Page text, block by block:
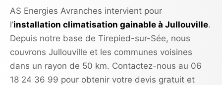
AS Energies Avranches intervient pour
l’installation climatisation gainable à Jullouville.
Depuis notre base de Tirepied-sur-Sée, nous
couvrons Jullouville et les communes voisines
dans un rayon de 50 km. Contactez-nous au 06
18 24 36 99 pour obtenir votre devis gratuit et